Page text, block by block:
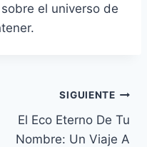
el universo de
SIGUIENTE
El Eco Eterno De Tu
Nombre: Un Viaje A